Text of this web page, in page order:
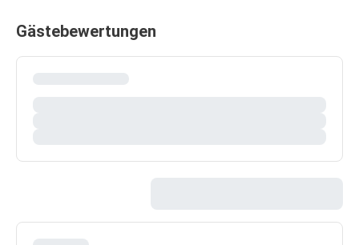
Gästebewertungen